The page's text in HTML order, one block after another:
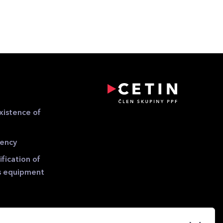
of
of
equipment